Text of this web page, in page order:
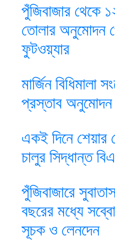
পুঁজিবাজার থেকে
তোলার অনুমোদন
ফুটওয়্যার
মার্জিন বিধিমালা
প্রস্তাব অনুমোদন
একই দিনে শেয়ার
চালুর সিদ্ধান্ত
পুঁজিবাজারে
বছরের মধ্যে
সূচক ও লেনদেন